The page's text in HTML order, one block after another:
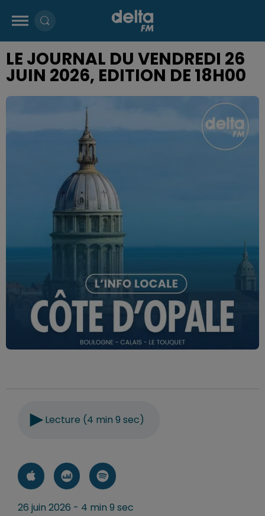
LE JOURNAL DU VENDREDI 26
JUIN 2026, EDITION DE 18H00
Lecture (4 min 9 sec)
26 juin 2026 - 4 min 9 sec